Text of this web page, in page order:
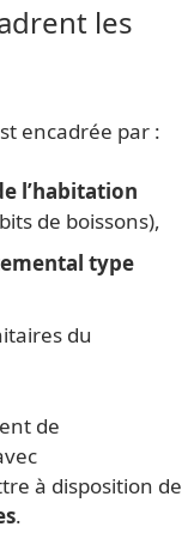
les
encadrée par :
l’habitation
de boissons),
type
du
de
à disposition de
.